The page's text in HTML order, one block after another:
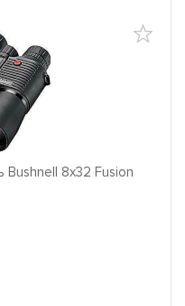
8x32 Fusion